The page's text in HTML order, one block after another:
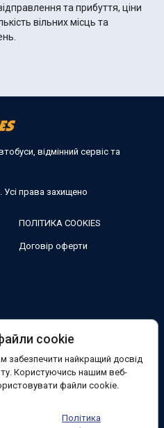
та прибуття, ціни
вільних місць та
відмінний сервіс та
Усі права захищено
ПОЛІТИКА COOKIES
Договір оферти
cookie
забезпечити найкращий досвід
Користуючись нашим веб-
файли cookie.
Політика